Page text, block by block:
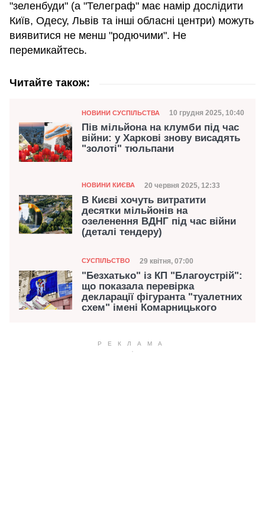
"зеленбуди" (а "Телеграф" має намір дослідити
Київ, Одесу, Львів та інші обласні центри) можуть
виявитися не менш "родючими". Не
перемикайтесь.
Читайте також:
Категорія
НОВИНИ СУСПІЛЬСТВА Дата публікації
10 грудня 2025, 10:40
Пів мільйона на клумби під час
війни: у Харкові знову висадять
"золоті" тюльпани
Категорія
НОВИНИ КИЄВА Дата публікації
20 червня 2025, 12:33
В Києві хочуть витратити
десятки мільйонів на
озеленення ВДНГ під час війни
(деталі тендеру)
Категорія
СУСПІЛЬСТВО Дата публікації
29 квітня, 07:00
"Безхатько" із КП "Благоустрій":
що показала перевірка
декларації фігуранта "туалетних
схем" імені Комарницького